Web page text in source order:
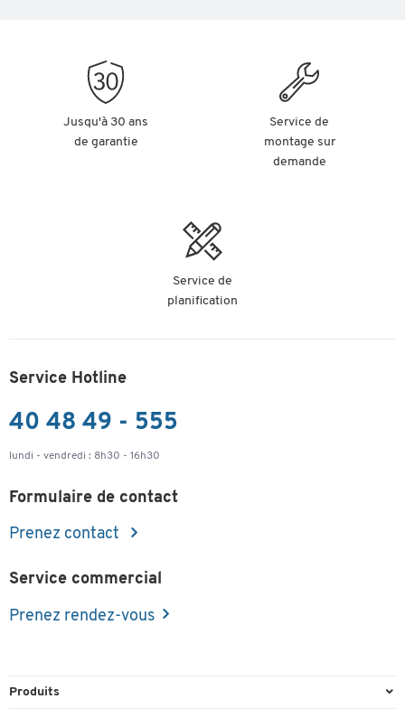
Jusqu'à 30 ans
de garantie
Service de
montage sur
demande
Service de
planification
Service Hotline
40 48 49 - 555
lundi - vendredi : 8h30 - 16h30
Formulaire de contact
Prenez contact
Service commercial
Prenez rendez-vous
Produits